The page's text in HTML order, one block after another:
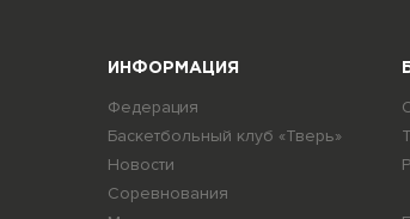
ИНФОРМАЦИЯ
Федерация
Баскетбольный клуб «Тверь»
Новости
Соревнования